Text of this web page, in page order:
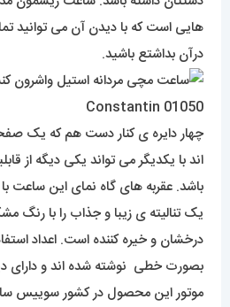
هایی است که با دیدن آن می توانید
درآن بداشتع باشید.
چهار دایره ی کنار دست هم که یک
اند با یکدیگر می تواند یکی دیگه از
باشد. عقربه های گاه نمای این ساعت
یک تنالیته ی زیبا و جذاب را با رنگ
درخشان و خیره کننده است. اعداد
بصورت خطی نوشته شده اند و دارای
موتور این محصول در کشور سوییس